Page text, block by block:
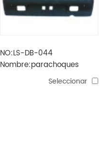
NO:LS-DB-044
Nombre:parachoques
trasero tico (dos agujeros)
Seleccionar